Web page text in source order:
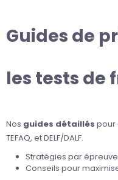
Guides de
les tests de
Nos guides détaillés pour
TEFAQ, et DELF/DALF.
Stratégies par
Conseils pour